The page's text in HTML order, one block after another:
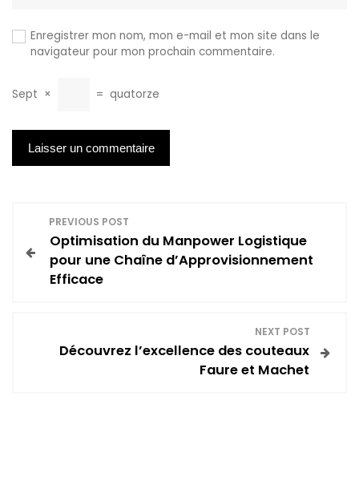
Enregistrer mon nom, mon e-mail et mon site dans le
navigateur pour mon prochain commentaire.
Sept × = quatorze
a
PREVIOUS POST
Optimisation du Manpower Logistique
pour une Chaîne d’Approvisionnement
Efficace
NEXT POST
Découvrez l’excellence des couteaux
Faure et Machet